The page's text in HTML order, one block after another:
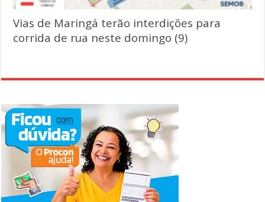
Vias de Maringá terão interdições para
corrida de rua neste domingo (9)